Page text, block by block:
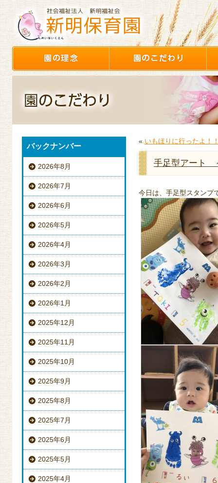
バックナンバー
2026年8月
2026年7月
2026年6月
2026年5月
2026年4月
2026年3月
2026年2月
2026年1月
2025年12月
2025年11月
2025年10月
2025年9月
2025年8月
2025年7月
2025年6月
2025年5月
2025年4月
« いもほりに行ったよ！
手足型アート
今日は、手足型スタンプ